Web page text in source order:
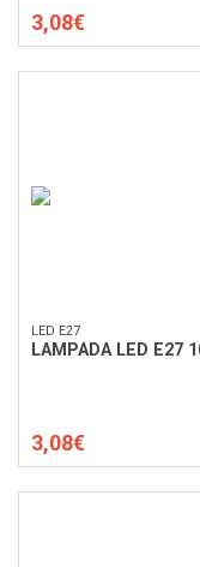
3,08€
LED E27
LAMPADA LED E27
3,08€